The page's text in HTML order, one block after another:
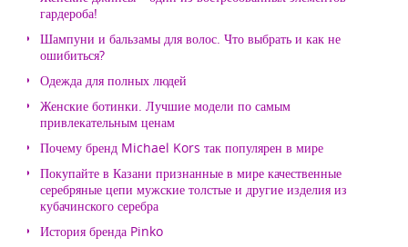
гардероба!
Шампуни и бальзамы для волос. Что выбрать и как не
ошибиться?
Одежда для полных людей
Женские ботинки. Лучшие модели по самым
привлекательным ценам
Почему бренд Michael Kors так популярен в мире
Покупайте в Казани признанные в мире качественные
серебряные цепи мужские толстые и другие изделия из
кубачинского серебра
История бренда Pinko